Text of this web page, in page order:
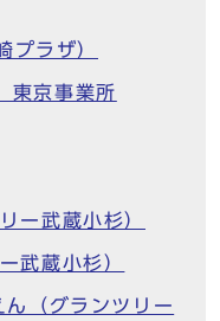
プラザ）
東京事業所
ー武蔵小杉）
武蔵小杉）
（グランツリー